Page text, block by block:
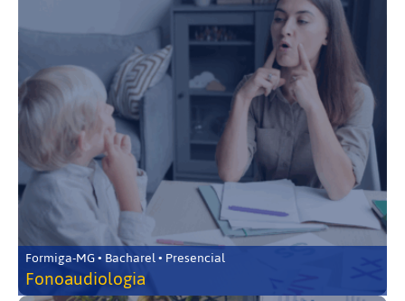
Formiga-MG • Bacharel • Presencial
Fonoaudiologia